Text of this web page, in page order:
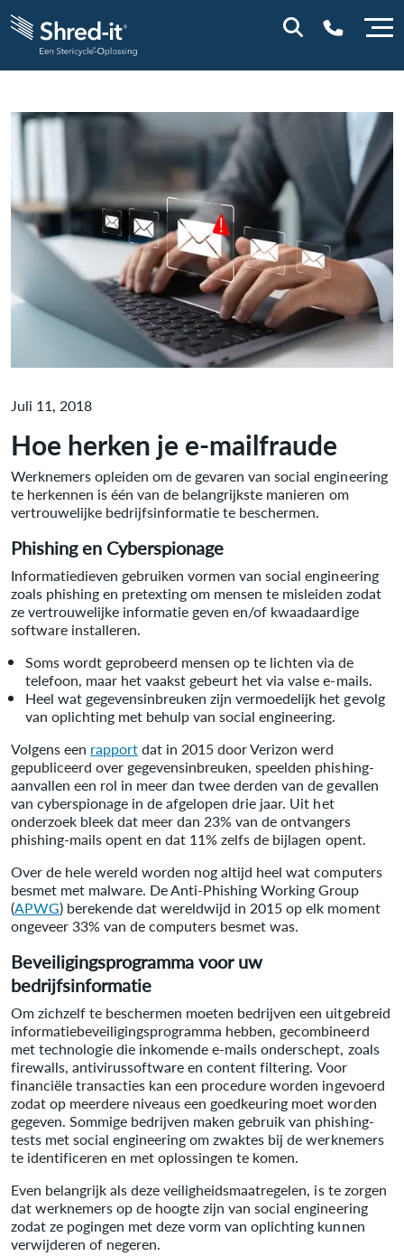
0800 0114
Juli 11, 2018
Hoe herken je e-mailfraude
Werknemers opleiden om de gevaren van social engineering
te herkennen is één van de belangrijkste manieren om
vertrouwelijke bedrijfsinformatie te beschermen.
Phishing en Cyberspionage
Informatiedieven gebruiken vormen van social engineering
zoals phishing en pretexting om mensen te misleiden zodat
ze vertrouwelijke informatie geven en/of kwaadaardige
software installeren.
Soms wordt geprobeerd mensen op te lichten via de
telefoon, maar het vaakst gebeurt het via valse e-mails.
Heel wat gegevensinbreuken zijn vermoedelijk het gevolg
van oplichting met behulp van social engineering.
Volgens een rapportdat in 2015 door Verizon werd
gepubliceerd over gegevensinbreuken, speelden phishing-
aanvallen een rol in meer dan twee derden van de gevallen
van cyberspionage in de afgelopen drie jaar. Uit het
onderzoek bleek dat meer dan 23% van de ontvangers
phishing-mails opent en dat 11% zelfs de bijlagen opent.
Over de hele wereld worden nog altijd heel wat computers
besmet met malware. De Anti-Phishing Working Group
(APWG) berekende dat wereldwijd in 2015 op elk moment
ongeveer 33% van de computers besmet was.
Beveiligingsprogramma voor uw
bedrijfsinformatie
Om zichzelf te beschermen moeten bedrijven een uitgebreid
informatiebeveiligingsprogramma hebben, gecombineerd
met technologie die inkomende e-mails onderschept, zoals
firewalls, antivirussoftware en content filtering. Voor
financiële transacties kan een procedure worden ingevoerd
zodat op meerdere niveaus een goedkeuring moet worden
gegeven. Sommige bedrijven maken gebruik van phishing-
tests met social engineering om zwaktes bij de werknemers
te identificeren en met oplossingen te komen.
Even belangrijk als deze veiligheidsmaatregelen, is te zorgen
dat werknemers op de hoogte zijn van social engineering
zodat ze pogingen met deze vorm van oplichting kunnen
verwijderen of negeren.